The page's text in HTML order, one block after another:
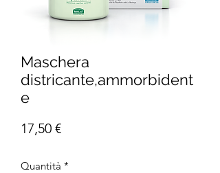
Maschera
districante,ammorbident
e
17,50 €Prezzo
Quantità *